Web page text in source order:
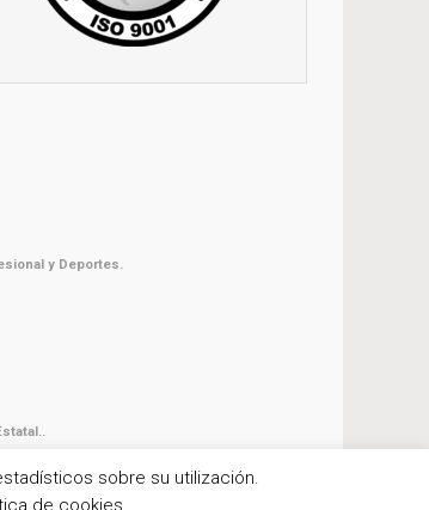
y Deportes.
sobre su utilización.
de cookies.